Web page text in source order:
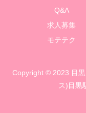
Q&A
求人募集
モテテク
Copyright © 2023 目
ス)目黒